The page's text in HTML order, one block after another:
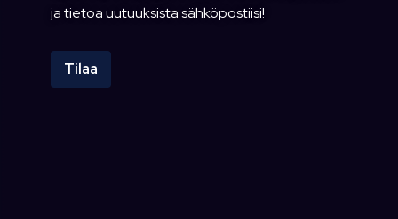
ja tietoa uutuuksista sähköpostiisi!
Tilaa